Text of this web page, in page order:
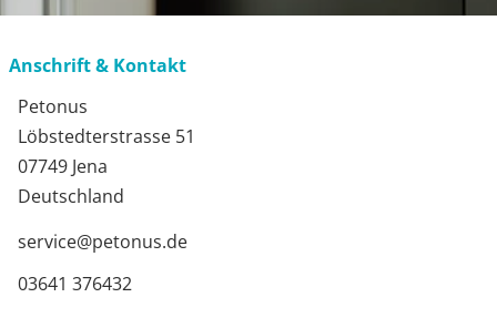
Anschrift & Kontakt
Petonus
Löbstedterstrasse 51
07749 Jena
Deutschland
service@petonus.de
03641 376432